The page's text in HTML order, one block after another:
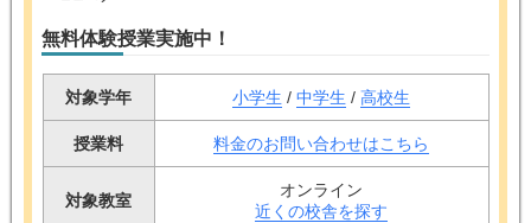
無料体験授業実施中！
対象学年 小学生 / 中学生 / 高校生
授業料 料金のお問い合わせはこちら
対象教室
オンライン
近くの校舎を探す